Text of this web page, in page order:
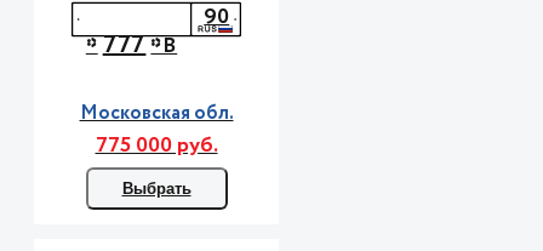
*777*В
90
Московская обл.
775 000 руб.
Выбрать